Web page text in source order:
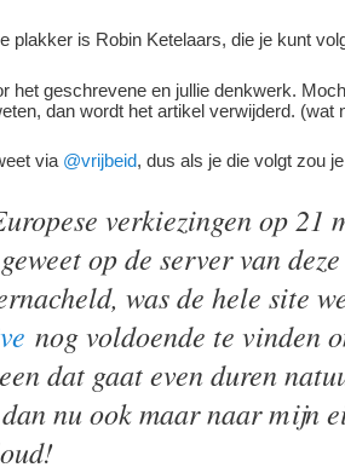
plakker is Robin Ketelaars, die je kunt
het geschrevene en jullie denkwerk.
dan wordt het artikel verwijderd. (wat
via @vrijbeid, dus als je die volgt zou
verkiezingen op 21
op de server van
was de hele site
nog voldoende te vinden
dat gaat even duren
nu ook maar naar mijn